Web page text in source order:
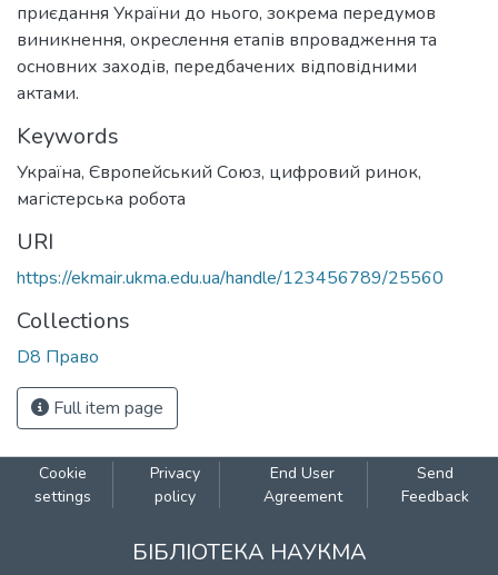
приєдання України до нього, зокрема передумов
виникнення, окреслення етапів впровадження та
основних заходів, передбачених відповідними
актами.
Keywords
Україна, Європейський Союз, цифровий ринок,
магістерська робота
URI
https://ekmair.ukma.edu.ua/handle/123456789/25560
Collections
D8 Право
Full item page
Cookie
settings
Privacy
policy
End User
Agreement
Send
Feedback
БІБЛІОТЕКА НАУКМА